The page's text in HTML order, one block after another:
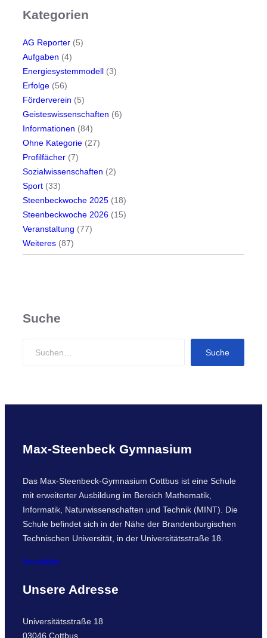
Kategorien
AG Reporter (5)
Aufgaben (4)
Energiesystemmodell (3)
Erfolge (56)
Förderverein (5)
Geisteswissenschaften (6)
Informationen (84)
Ohne Kategorie (27)
Profilfächer (7)
Sozialwissenschaften (2)
Sport (33)
Steenbeckwoche 2025 (18)
Steenbeckwoche 2026 (15)
Veranstaltung (77)
Weiteres (87)
Suche
c
Suche
Max-Steenbeck Gymnasium
Das Max-Steenbeck-Gymnasium Cottbus ist eine Schule
mit erweiterter Ausbildung im Bereich Mathematik,
Informatik, Naturwissenschaften und Technik (MINT). Die
Schule befindet sich in der Nähe der Brandenburgischen
Technischen Universität, in der Universitätsstraße 18.
Anmelden
Unsere Adresse
Universitätsstraße 18
03046 Cottbus